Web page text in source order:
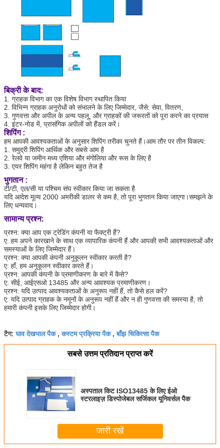
बिक्री के बाद:
1. ग्राहक विभाग का एक विशेष विभाग स्थापित किया
2. विभिन्न ग्राहक अनुरोधों को संभालने के लिए जिम्मेदार, जैसे: सेवा, वितरण,
3. गुणवत्ता और अपील के अन्य पहलू, और ग्राहकों की जरूरतों को पूरा करने का प्रयास
4. इंटर-नोड में, प्रासंगिक अपीलों को हैंडल करें।
शिपिंग :
हम आपकी आवश्यकताओं के अनुसार शिपिंग तरीका चुनते हैं।आम तौर पर तीन विकल्प:
1. समुद्री शिपिंग आर्थिक और सबसे आम है
2. रेलवे या जमीन मध्य एशिया और मंगोलिया और रूस के लिए है
3. एयर शिपिंग महंगा है लेकिन बहुत तेज है
भुगतान :
टी/टी, एल/सी या पश्चिम संघ स्वीकार किया जा सकता है
यदि आदेश मूल्य 2000 अमरीकी डालर से कम है, तो पूरा भुगतान किया जाएगा।समझने के
लिए धन्यवाद।
सामान्य प्रश्न:
प्रश्न: क्या आप एक ट्रेडिंग कंपनी या फैक्ट्री हैं?
ए: हम अपने कारखाने के साथ एक व्यापारिक कंपनी हैं और आपकी सभी आवश्यकताओं और
समस्याओं के लिए जिम्मेदार हैं।
प्रश्न: क्या आपकी कंपनी अनुकूलन स्वीकार करती है?
ए: हाँ, हम अनुकूलन स्वीकार करते हैं।
प्रश्न: आपकी कंपनी के प्रमाणीकरण के बारे में कैसे?
ए: सीई, आईएसओ 13485 और अन्य आवश्यक प्रमाणीकरण।
प्रश्न: यदि उत्पाद आवश्यकताओं के अनुरूप नहीं हैं, तो कैसे हल करें?
ए: यदि उत्पाद ग्राहक के नमूनों के अनुरूप नहीं हैं और न ही गुणवत्ता की समस्या है, तो
हमारी कंपनी इसके लिए जिम्मेदार होगी।
टैग:घाव देखभाल पैक,कस्टम प्रक्रिया पैक,बाँझ चिकित्सा पैक
सबसे उत्तम प्रतिदान प्राप्त करें
अस्पताल किट ISO13485 के लिए ईओ
स्टरलाइज़ डिस्पोजेबल सर्जिकल यूनिवर्सल पैक
जारी रखें